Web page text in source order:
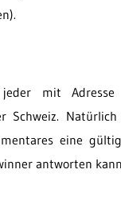
mit Adresse
Schweiz.
eine
antworten